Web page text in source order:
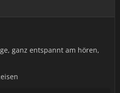
ganz entspannt am hören,